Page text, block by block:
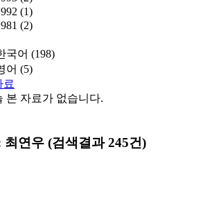
(1)
(2)
국어 (198)
어 (5)
료
본 자료가 없습니다.
최연우 (검색결과 245건)